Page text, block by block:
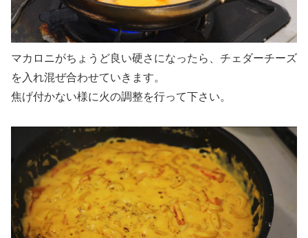
マカロニがちょうど良い硬さになったら、チェダーチーズ
を入れ混ぜ合わせていきます。
焦げ付かない様に火の調整を行って下さい。